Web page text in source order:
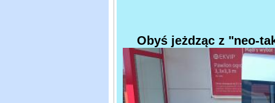
Obyś jeżdząc z "neo-